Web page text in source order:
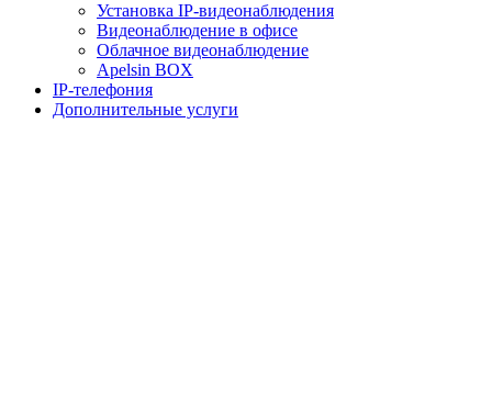
Установка IP-видеонаблюдения
Видеонаблюдение в офисе
Облачное видеонаблюдение
Apelsin BOX
IP-телефония
Дополнительные услуги